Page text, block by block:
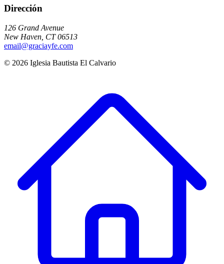
Dirección
126 Grand Avenue
New Haven CT 06513
email@graciayfe.com
© 2026 Iglesia Bautista El Calvario